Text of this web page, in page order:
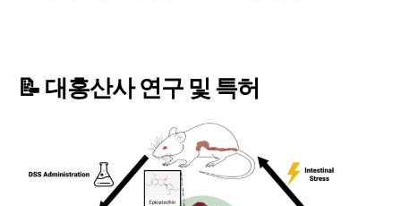
📝 대홍산사 연구 및 특허